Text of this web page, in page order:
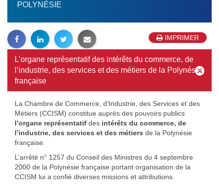
POLYNÉSIE
IMPRIMER
L’organe représentatif des intérêts du commerce, de
l’industrie, des services et des métiers de la Polynésie
française
La Chambre de Commerce, d’Industrie, des Services et des
Métiers (CCISM) constitue auprès des pouvoirs publics
l’organe représentatif des intérêts du commerce, de
l’industrie, des services et des métiers de la Polynésie
française.
L’arrêté n° 1257 du Conseil des Ministres du 4 septembre
2000 de la Polynésie française portant organisation de la
CCISM lui a confié diverses missions et attributions.